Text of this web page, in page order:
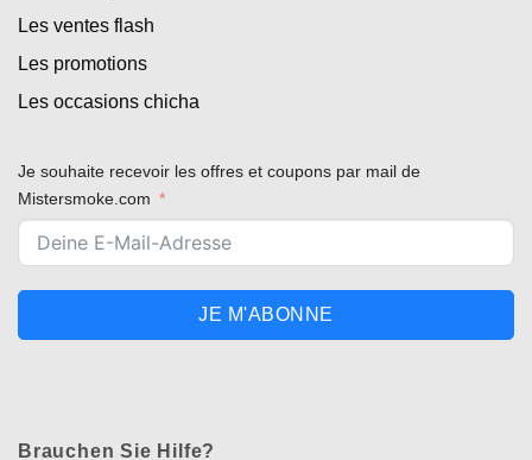
Les ventes flash
Les promotions
Les occasions chicha
Je souhaite recevoir les offres et coupons par mail de
Mistersmoke.com
JE M'ABONNE
Brauchen Sie Hilfe?